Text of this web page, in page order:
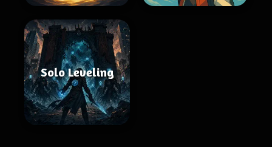
Solo Leveling